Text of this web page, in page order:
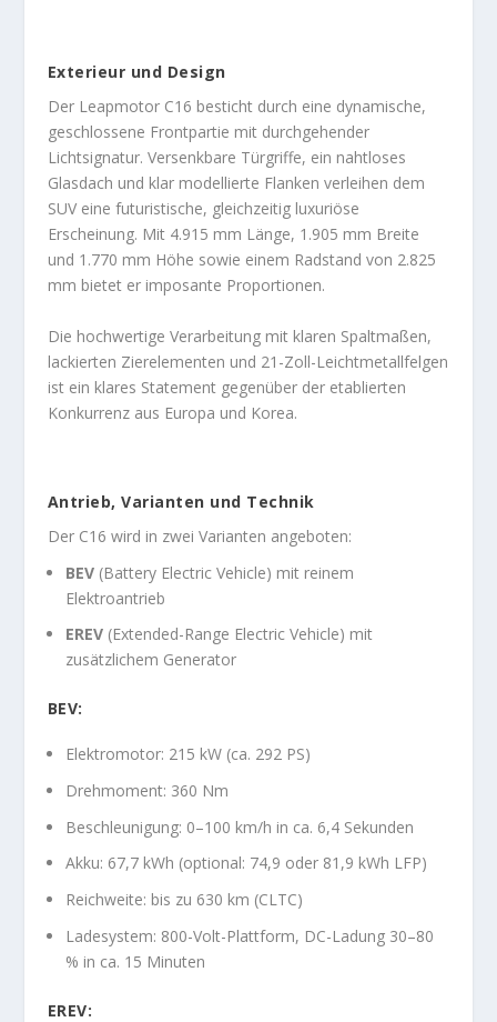
Exterieur und Design
Der Leapmotor C16 besticht durch eine dynamische,
geschlossene Frontpartie mit durchgehender
Lichtsignatur. Versenkbare Türgriffe, ein nahtloses
Glasdach und klar modellierte Flanken verleihen dem
SUV eine futuristische, gleichzeitig luxuriöse
Erscheinung. Mit 4.915 mm Länge, 1.905 mm Breite
und 1.770 mm Höhe sowie einem Radstand von 2.825
mm bietet er imposante Proportionen.
Die hochwertige Verarbeitung mit klaren Spaltmaßen,
lackierten Zierelementen und 21-Zoll-Leichtmetallfelgen
ist ein klares Statement gegenüber der etablierten
Konkurrenz aus Europa und Korea.
Antrieb, Varianten und Technik
Der C16 wird in zwei Varianten angeboten:
BEV(Battery Electric Vehicle) mit reinem
Elektroantrieb
EREV(Extended-Range Electric Vehicle) mit
zusätzlichem Generator
BEV:
Elektromotor: 215 kW (ca. 292 PS)
Drehmoment: 360 Nm
Beschleunigung: 0–100 km/h in ca. 6,4 Sekunden
Akku: 67,7 kWh (optional: 74,9 oder 81,9 kWh LFP)
Reichweite: bis zu 630 km (CLTC)
Ladesystem: 800-Volt-Plattform, DC-Ladung 30–80
% in ca. 15 Minuten
EREV: